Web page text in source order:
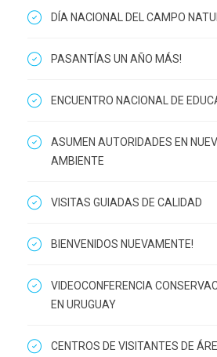
DÍA NACIONAL DEL CAMPO
PASANTÍAS UN AÑO MÁS!
ENCUENTRO NACIONAL DE
ASUMEN AUTORIDADES EN
AMBIENTE
VISITAS GUIADAS DE CALIDAD
BIENVENIDOS NUEVAMENTE!
VIDEOCONFERENCIA
EN URUGUAY
CENTROS DE VISITANTES DE